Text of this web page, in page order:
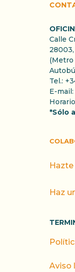
Calle
(Metro
Tel.:
E-mail:
*Sólo
Haz
Aviso